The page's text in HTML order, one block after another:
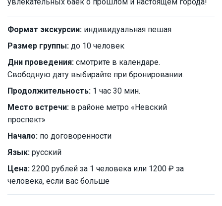
Формат экскурсии: индивидуальная пешая
Размер группы: до 10 человек
Дни проведения: смотрите в календаре.
Свободную дату выбирайте при бронировании.
Продолжительность: 1 час 30 мин.
Место встречи: в районе метро «Невский
проспект»
Начало: по договоренности
Язык: русский
Цена: 2200 рублей за 1 человека или 1200 ₽ за
человека, если вас больше